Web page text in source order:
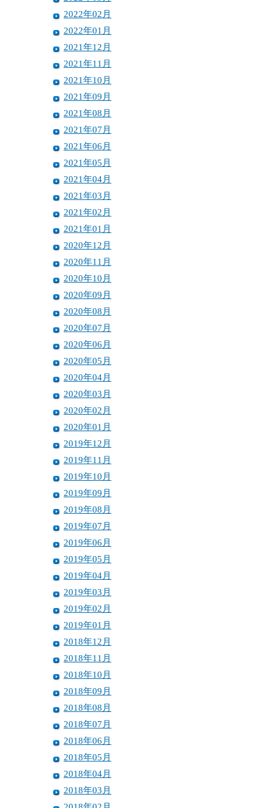
2022年02月
2022年01月
2021年12月
2021年11月
2021年10月
2021年09月
2021年08月
2021年07月
2021年06月
2021年05月
2021年04月
2021年03月
2021年02月
2021年01月
2020年12月
2020年11月
2020年10月
2020年09月
2020年08月
2020年07月
2020年06月
2020年05月
2020年04月
2020年03月
2020年02月
2020年01月
2019年12月
2019年11月
2019年10月
2019年09月
2019年08月
2019年07月
2019年06月
2019年05月
2019年04月
2019年03月
2019年02月
2019年01月
2018年12月
2018年11月
2018年10月
2018年09月
2018年08月
2018年07月
2018年06月
2018年05月
2018年04月
2018年03月